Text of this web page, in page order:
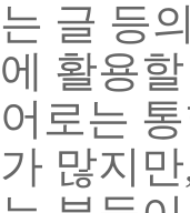
는 글 등
에 활용
어로는
가 많지만